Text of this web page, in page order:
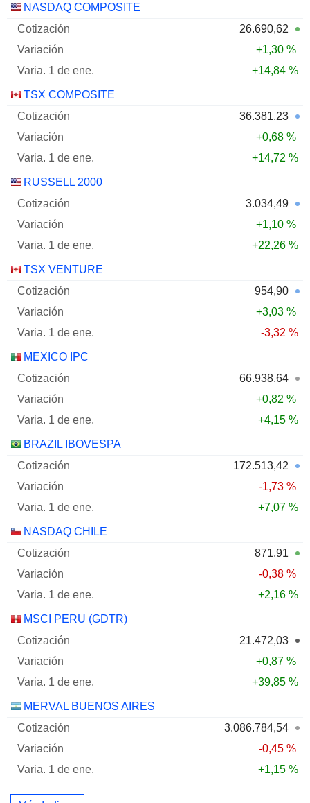
NASDAQ COMPOSITE
26.690,62
+1,30 %
+14,84 %
TSX COMPOSITE
36.381,23
+0,68 %
+14,72 %
RUSSELL 2000
3.034,49
+1,10 %
+22,26 %
TSX VENTURE
954,90
+3,03 %
-3,32 %
MEXICO IPC
66.938,64
+0,82 %
+4,15 %
BRAZIL IBOVESPA
172.513,42
-1,73 %
+7,07 %
NASDAQ CHILE
871,91
-0,38 %
+2,16 %
MSCI PERU (GDTR)
21.472,03
+0,87 %
+39,85 %
MERVAL BUENOS AIRES
3.086.784,54
-0,45 %
+1,15 %